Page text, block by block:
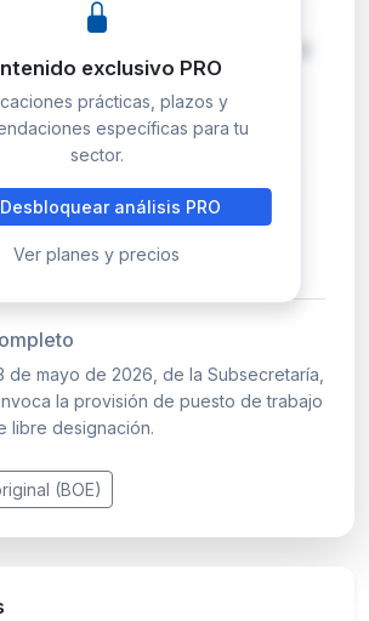
convoca la provisión de un
por libre designación, sistema
Administración seleccionar
entre funcionarios que
Este procedimiento es
de confianza o especial
Los interesados deben
exclusivo PRO
prácticas, plazos y
específicas para tu
sector.
Desbloquear análisis PRO
Ver planes y precios
de mayo de 2026, de la Subsecretaría,
la provisión de puesto de trabajo
libre designación.
(BOE)